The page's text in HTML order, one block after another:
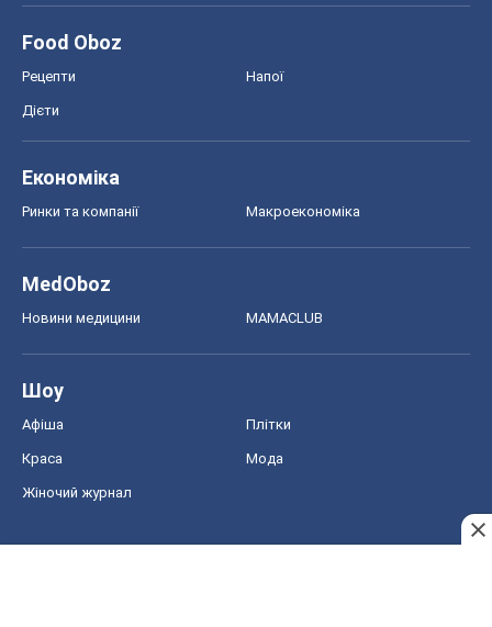
Food Oboz
Рецепти Напої
Дієти
Економіка
Ринки та компанії Макроекономіка
MedOboz
Новини медицини MAMACLUB
Шоу
Афіша Плітки
Краса Мода
Жіночий журнал